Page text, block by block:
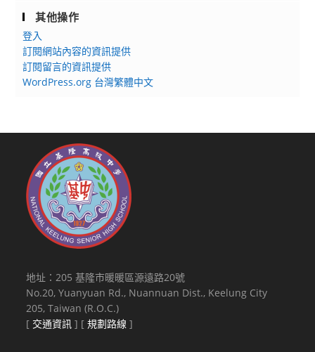
其他操作
登入
訂閱網站內容的資訊提供
訂閱留言的資訊提供
WordPress.org 台灣繁體中文
地址：205 基隆市暖暖區源遠路20號
No.20, Yuanyuan Rd., Nuannuan Dist., Keelung City
205, Taiwan (R.O.C.)
[ 交通資訊 ] [規劃路線 ]